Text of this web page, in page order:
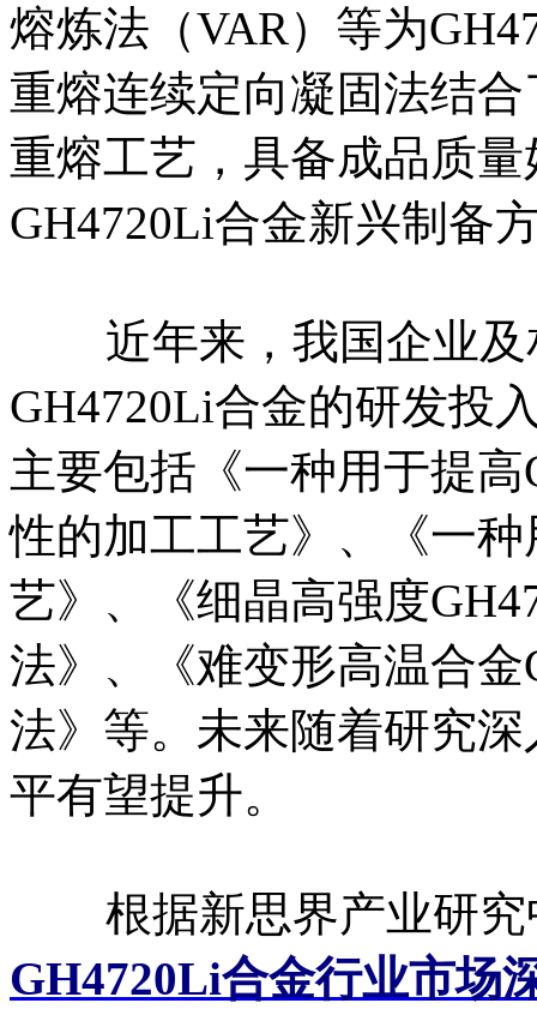
熔炼法（VAR）等为
重熔连续定向凝固法结
重熔工艺，具备成品质
GH4720Li合金新兴制备
近年来，我国企业及
GH4720Li合金的研发投
主要包括《一种用于提
性的加工工艺》、《一
艺》、《细晶高强度
法》、《难变形高温合
法》等。未来随着研究
平有望提升。
根据新思界产业研究
GH4720Li合金行业市场